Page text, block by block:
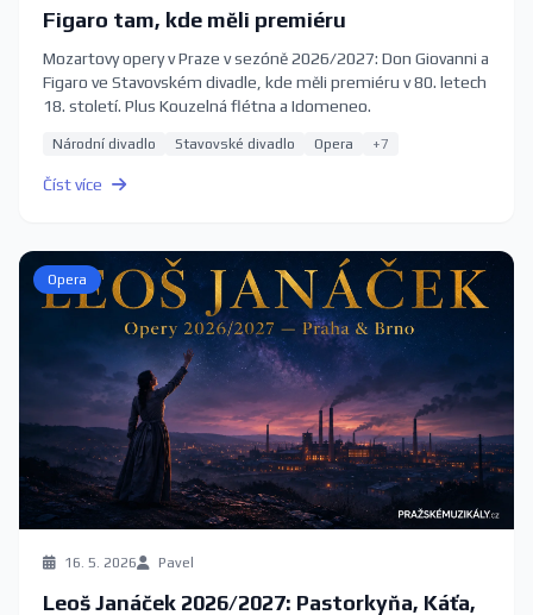
Figaro tam, kde měli premiéru
Mozartovy opery v Praze v sezóně 2026/2027: Don Giovanni a
Figaro ve Stavovském divadle, kde měli premiéru v 80. letech
18. století. Plus Kouzelná flétna a Idomeneo.
Národní divadlo Stavovské divadlo Opera +7
Číst více
Opera
16. 5. 2026 Pavel
Leoš Janáček 2026/2027: Pastorkyňa, Káťa,